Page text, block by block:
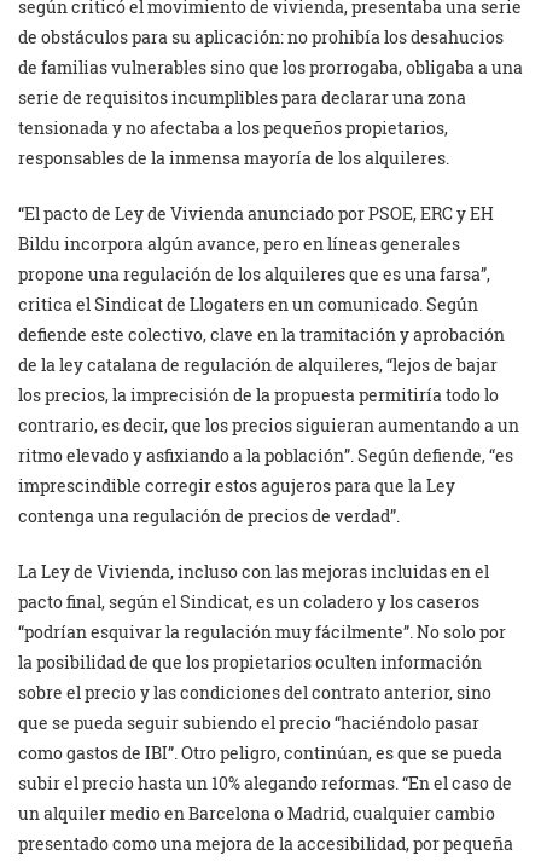
según criticó el movimiento de vivienda, presentaba una serie
de obstáculos para su aplicación: no prohibía los desahucios
de familias vulnerables sino que los prorrogaba, obligaba a una
serie de requisitos incumplibles para declarar una zona
tensionada y no afectaba a los pequeños propietarios,
responsables de la inmensa mayoría de los alquileres.
“El pacto de Ley de Vivienda anunciado por PSOE, ERC y EH
Bildu incorpora algún avance, pero en líneas generales
propone una regulación de los alquileres que es una farsa”,
critica el Sindicat de Llogaters en un comunicado. Según
defiende este colectivo, clave en la tramitación y aprobación
de la ley catalana de regulación de alquileres, “lejos de bajar
los precios, la imprecisión de la propuesta permitiría todo lo
contrario, es decir, que los precios siguieran aumentando a un
ritmo elevado y asfixiando a la población”. Según defiende, “es
imprescindible corregir estos agujeros para que la Ley
contenga una regulación de precios de verdad”.
La Ley de Vivienda, incluso con las mejoras incluidas en el
pacto final, según el Sindicat, es un coladero y los caseros
“podrían esquivar la regulación muy fácilmente”. No solo por
la posibilidad de que los propietarios oculten información
sobre el precio y las condiciones del contrato anterior, sino
que se pueda seguir subiendo el precio “haciéndolo pasar
como gastos de IBI”. Otro peligro, continúan, es que se pueda
subir el precio hasta un 10% alegando reformas. “En el caso de
un alquiler medio en Barcelona o Madrid, cualquier cambio
presentado como una mejora de la accesibilidad, por pequeña